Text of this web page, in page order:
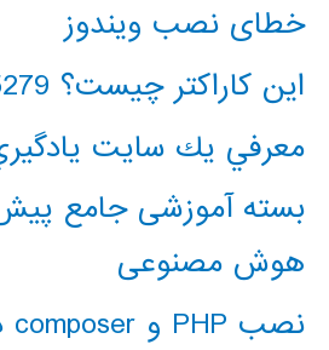
خطای نصب ویندوز
این کاراکتر چیست؟ 65279
معرفي يك سايت
بسته آموزشی جامع
هوش مصنوعی
نصب PHP و composer در ویندوز 10